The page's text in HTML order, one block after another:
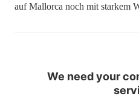
auf Mallorca noch mit starkem
We need your